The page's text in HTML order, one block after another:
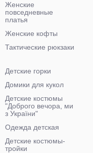
Женские
повседневные
платья
Женские кофты
Тактические рюкзаки
Детские горки
Домики для кукол
Детские костюмы
"Доброго вечора, ми
з України"
Одежда детская
Детские костюмы-
тройки